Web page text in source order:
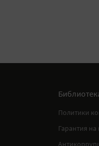
Политики
Гарантия